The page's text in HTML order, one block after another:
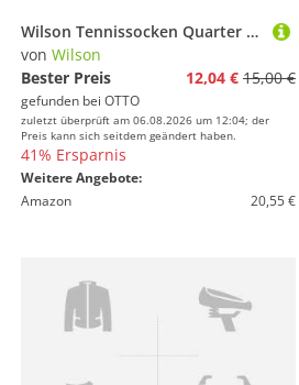
Wilson Tennissocken Quarter schwarz Herren - 3 Paar
von Wilson
Bester Preis
12,04 € 15,00 €
gefunden bei OTTO
zuletzt überprüft am 06.08.2026 um 12:04; der
Preis kann sich seitdem geändert haben.
41% Ersparnis
Weitere Angebote:
Amazon
20,55 €